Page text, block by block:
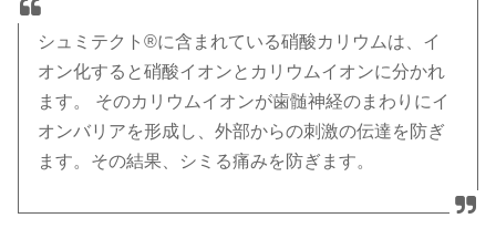
シュミテクト®に含まれている硝酸カリウムは、イ
オン化すると硝酸イオンとカリウムイオンに分かれ
ます。 そのカリウムイオンが歯髄神経のまわりにイ
オンバリアを形成し、外部からの刺激の伝達を防ぎ
ます。その結果、シミる痛みを防ぎます。